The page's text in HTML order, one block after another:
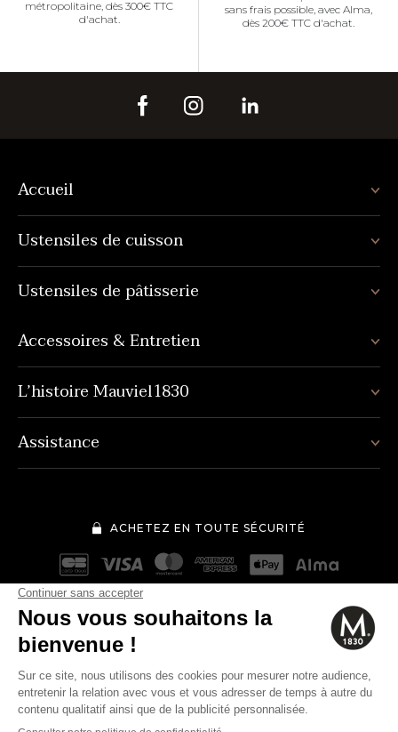
58€ Quantité
métropolitaine, dès 300€ TTC
d'achat.
sans frais possible, avec Alma,
dès 200€ TTC d'achat.
Accueil
Ustensiles de cuisson
Ustensiles de pâtisserie
Accessoires & Entretien
L’histoire Mauviel1830
Assistance
ACHETEZ EN TOUTE SÉCURITÉ
Mentions légales Conditions générales de vente
Politique de protection des données personnelles